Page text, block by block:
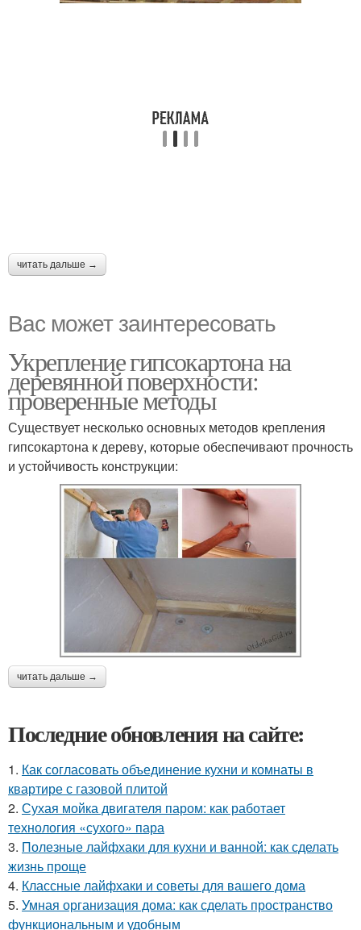
читать дальше →
Вас может заинтересовать
Укрепление гипсокартона на
деревянной поверхности:
проверенные методы
Существует несколько основных методов крепления
гипсокартона к дереву, которые обеспечивают прочность
и устойчивость конструкции:
читать дальше →
Последние обновления на сайте:
1. Как согласовать объединение кухни и комнаты в
квартире с газовой плитой
2. Сухая мойка двигателя паром: как работает
технология «сухого» пара
3. Полезные лайфхаки для кухни и ванной: как сделать
жизнь проще
4. Классные лайфхаки и советы для вашего дома
5. Умная организация дома: как сделать пространство
функциональным и удобным